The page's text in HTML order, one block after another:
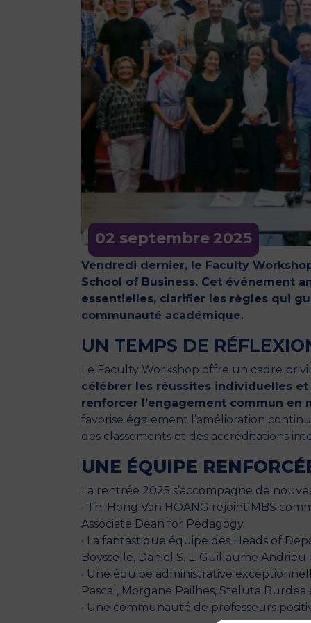
02 septembre2025
Vendredi dernier, le Faculty
School of Business. Cet événement
essentielles, clarifier les règles qui
communauté académique.
UN TEMPS DE
Le Faculty Workshop offre un cadre
célébrer les réussites individuelles
renforcer l’engagement commun en
favorise également l’amélioration
des classements et des accréditations
UNE ÉQUIPE
La rentrée 2025 s’accompagne de
• Thi Hong Van HOANG rejoint MBS
Associate Dean for Pedagogy.
• La fantastique équipe des Heads of
Boysselle, Daniel S. L. Guillaume
• Une équipe administrative
Pascal, Morgane Pailhes, Steluta
• Une communauté de professeurs